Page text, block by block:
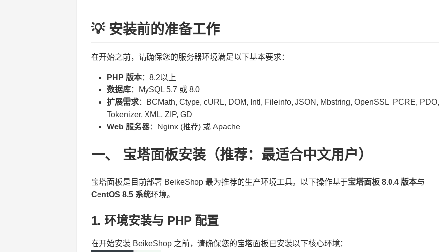
💡 安装前的准备工作
在开始之前，请确保您的服务器环境满足以下基本要求：
PHP 版本：8.2以上
数据库：MySQL 5.7 或 8.0
扩展需求：BCMath, Ctype, cURL, DOM, Intl, Fileinfo, JSON, Mbstring, OpenSSL, PCRE, PDO,
Tokenizer, XML, ZIP, GD
Web 服务器：Nginx (推荐) 或 Apache
一、 宝塔面板安装（推荐：最适合中文用户）
宝塔面板是目前部署 BeikeShop 最为推荐的生产环境工具。以下操作基于宝塔面板 8.0.4 版本与
CentOS 8.5 系统环境。
1. 环境安装与 PHP 配置
在开始安装 BeikeShop 之前，请确保您的宝塔面板已安装以下核心环境：